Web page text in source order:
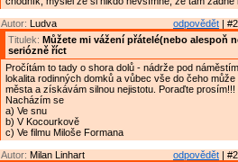
odpovědět |
Autor: Ludva
Titulek: Můžete mi vážení přátelé(nebo alespoň
seriózně říct
Pročítám to tady o shora dolů - nádrže pod
lokalita rodinných domků a vůbec vše do čeho může
města a získávám silnou nejistotu. Poraďte prosím!!!
Nacházím se
a) Ve snu
b) V Kocourkově
c) Ve filmu Miloše Formana
odpovědět |
Autor: Milan Linhart